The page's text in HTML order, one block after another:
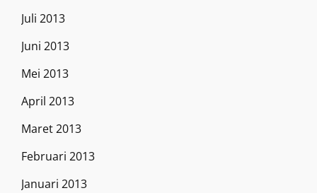
Juli 2013
Juni 2013
Mei 2013
April 2013
Maret 2013
Februari 2013
Januari 2013